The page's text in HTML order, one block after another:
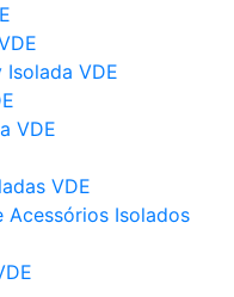
VDE
VDE
VDE
Acessórios Isolados